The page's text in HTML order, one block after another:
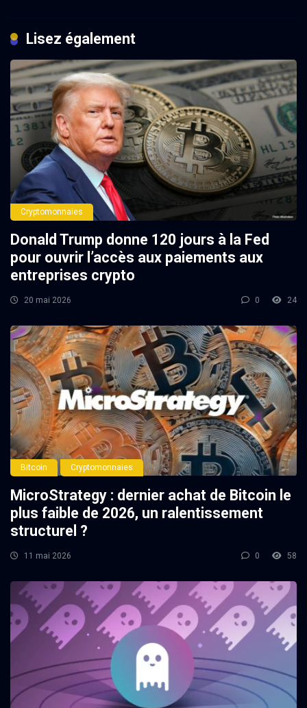
Lisez également
Cryptomonnaies
Donald Trump donne 120 jours à la Fed
pour ouvrir l’accès aux paiements aux
entreprises crypto
20 mai 2026 0 24
Bitcoin Cryptomonnaies
MicroStrategy : dernier achat de Bitcoin le
plus faible de 2026, un ralentissement
structurel ?
11 mai 2026 0 58